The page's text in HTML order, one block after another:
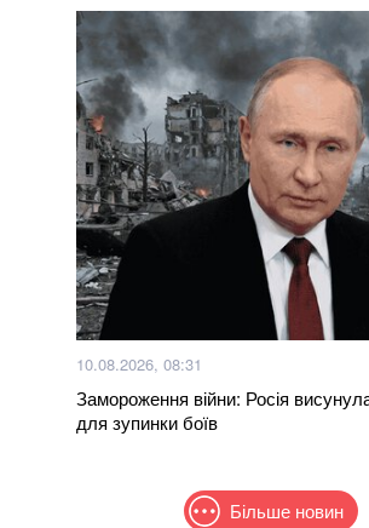
10.08.2026, 08:31
Замороження війни: Росія
для зупинки боїв
Більше новин